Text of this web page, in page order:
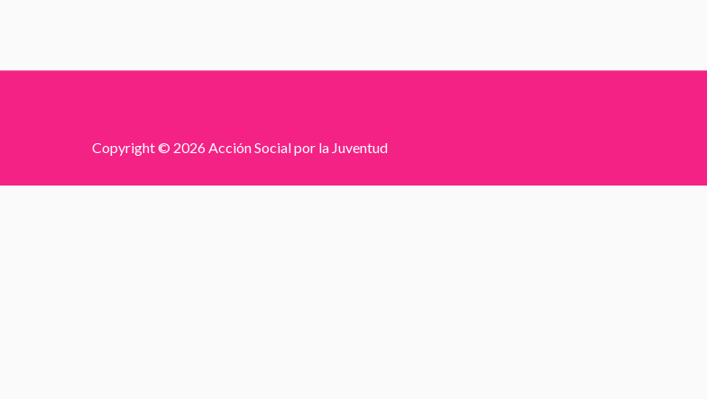
Copyright © 2026 Acción Social por la Juventud